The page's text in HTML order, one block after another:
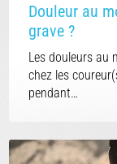
Douleur au
grave ?
Les douleurs au
chez les
pendant…